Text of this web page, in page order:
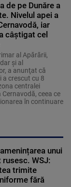
de pe Dunăre a
Nivelul apei a
iar
câștigat cel
al Apărării,
şi al
a anunţat că
a crescut cu 8
centralei
Cernavodă, ceea ce
în continuare
unui
WSJ:
trimite
fără